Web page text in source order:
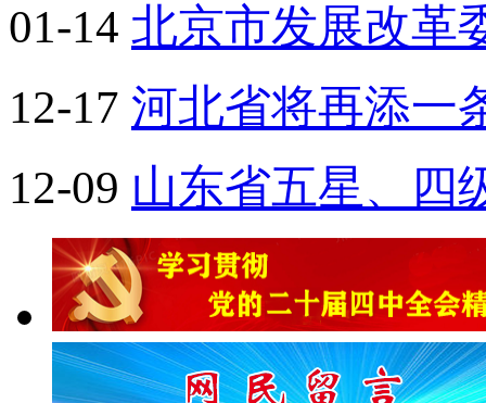
01-14 北京市发展改革
12-17 河北省将再添一
12-09 山东省五星、四